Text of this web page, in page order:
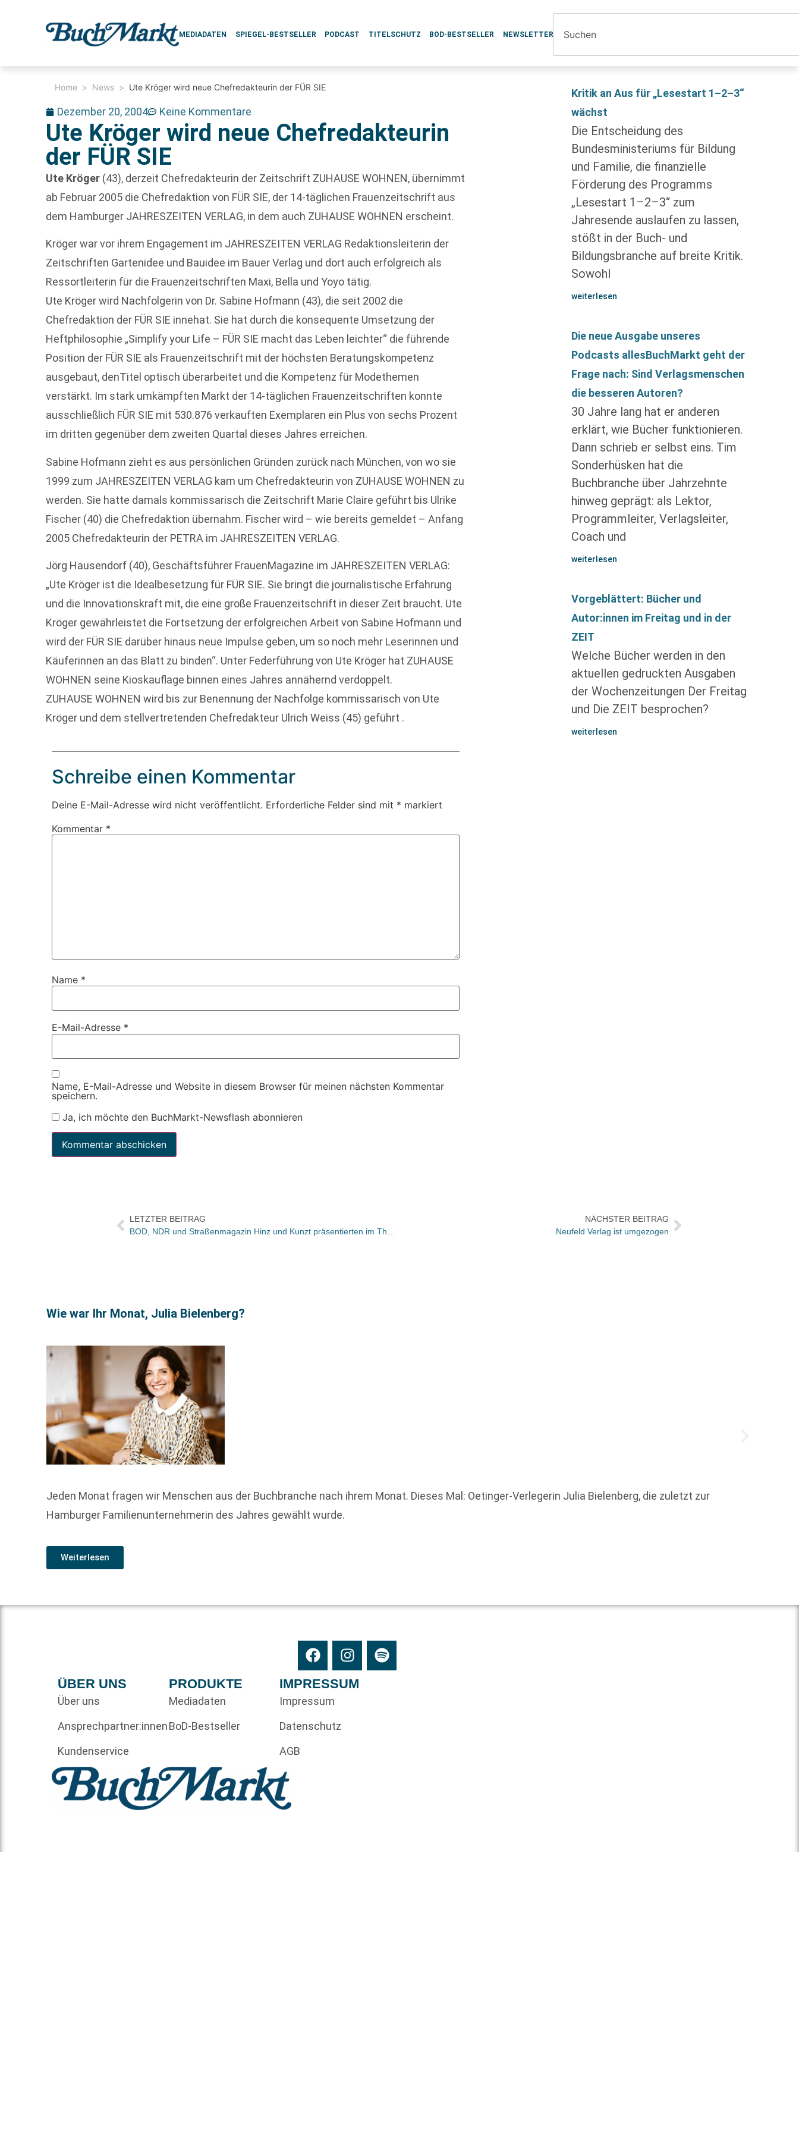
MEDIADATEN SPIEGEL-BESTSELLER PODCAST TITELSCHUTZ BOD-BESTSELLER NEWSLETTER
Home > News > Ute Kröger wird neue Chefredakteurin der FÜR SIE
Dezember 20, 2004 Keine Kommentare
Ute Kröger wird neue Chefredakteurin
der FÜR SIE
Ute Kröger (43), derzeit Chefredakteurin der Zeitschrift ZUHAUSE WOHNEN, übernimmt
ab Februar 2005 die Chefredaktion von FÜR SIE, der 14-täglichen Frauenzeitschrift aus
dem Hamburger JAHRESZEITEN VERLAG, in dem auch ZUHAUSE WOHNEN erscheint.
Kröger war vor ihrem Engagement im JAHRESZEITEN VERLAG Redaktionsleiterin der
Zeitschriften Gartenidee und Bauidee im Bauer Verlag und dort auch erfolgreich als
Ressortleiterin für die Frauenzeitschriften Maxi, Bella und Yoyo tätig.
Ute Kröger wird Nachfolgerin von Dr. Sabine Hofmann (43), die seit 2002 die
Chefredaktion der FÜR SIE innehat. Sie hat durch die konsequente Umsetzung der
Heftphilosophie „Simplify your Life – FÜR SIE macht das Leben leichter“ die führende
Position der FÜR SIE als Frauenzeitschrift mit der höchsten Beratungskompetenz
ausgebaut, denTitel optisch überarbeitet und die Kompetenz für Modethemen
verstärkt. Im stark umkämpften Markt der 14-täglichen Frauenzeitschriften konnte
ausschließlich FÜR SIE mit 530.876 verkauften Exemplaren ein Plus von sechs Prozent
im dritten gegenüber dem zweiten Quartal dieses Jahres erreichen.
Sabine Hofmann zieht es aus persönlichen Gründen zurück nach München, von wo sie
1999 zum JAHRESZEITEN VERLAG kam um Chefredakteurin von ZUHAUSE WOHNEN zu
werden. Sie hatte damals kommissarisch die Zeitschrift Marie Claire geführt bis Ulrike
Fischer (40) die Chefredaktion übernahm. Fischer wird – wie bereits gemeldet – Anfang
2005 Chefredakteurin der PETRA im JAHRESZEITEN VERLAG.
Jörg Hausendorf (40), Geschäftsführer FrauenMagazine im JAHRESZEITEN VERLAG:
„Ute Kröger ist die Idealbesetzung für FÜR SIE. Sie bringt die journalistische Erfahrung
und die Innovationskraft mit, die eine große Frauenzeitschrift in dieser Zeit braucht. Ute
Kröger gewährleistet die Fortsetzung der erfolgreichen Arbeit von Sabine Hofmann und
wird der FÜR SIE darüber hinaus neue Impulse geben, um so noch mehr Leserinnen und
Käuferinnen an das Blatt zu binden“. Unter Federführung von Ute Kröger hat ZUHAUSE
WOHNEN seine Kioskauflage binnen eines Jahres annähernd verdoppelt.
ZUHAUSE WOHNEN wird bis zur Benennung der Nachfolge kommissarisch von Ute
Kröger und dem stellvertretenden Chefredakteur Ulrich Weiss (45) geführt .
Schreibe einen Kommentar
Deine E-Mail-Adresse wird nicht veröffentlicht. Erforderliche Felder sind mit * markiert
Kommentar *
Name *
E-Mail-Adresse *
Name, E-Mail-Adresse und Website in diesem Browser für meinen nächsten Kommentar
speichern.
Ja, ich möchte den BuchMarkt-Newsflash abonnieren
Kritik an Aus für „Lesestart 1–2–3“
wächst
Die Entscheidung des
Bundesministeriums für Bildung
und Familie, die finanzielle
Förderung des Programms
„Lesestart 1–2–3“ zum
Jahresende auslaufen zu lassen,
stößt in der Buch- und
Bildungsbranche auf breite Kritik.
Sowohl
weiterlesen
Die neue Ausgabe unseres
Podcasts allesBuchMarkt geht der
Frage nach: Sind Verlagsmenschen
die besseren Autoren?
30 Jahre lang hat er anderen
erklärt, wie Bücher funktionieren.
Dann schrieb er selbst eins. Tim
Sonderhüsken hat die
Buchbranche über Jahrzehnte
hinweg geprägt: als Lektor,
Programmleiter, Verlagsleiter,
Coach und
weiterlesen
Vorgeblättert: Bücher und
Autor:innen im Freitag und in der
ZEIT
Welche Bücher werden in den
aktuellen gedruckten Ausgaben
der Wochenzeitungen Der Freitag
und Die ZEIT besprochen?
weiterlesen
LETZTER BEITRAG
BOD, NDR und Straßenmagazin Hinz und Kunzt präsentierten im Thalia Theater Geschichten aus „Alles auf Rot“ Buch
NÄCHSTER BEITRAG
Neufeld Verlag ist umgezogen
Wie war Ihr Monat, Julia Bielenberg?
Jeden Monat fragen wir Menschen aus der Buchbranche nach ihrem Monat. Dieses Mal: Oetinger-Verlegerin Julia Bielenberg, die zuletzt zur
Hamburger Familienunternehmerin des Jahres gewählt wurde.
Weiterlesen
ÜBER UNS
Über uns
Ansprechpartner:innen
Kundenservice
PRODUKTE
Mediadaten
BoD-Bestseller
IMPRESSUM
Impressum
Datenschutz
AGB